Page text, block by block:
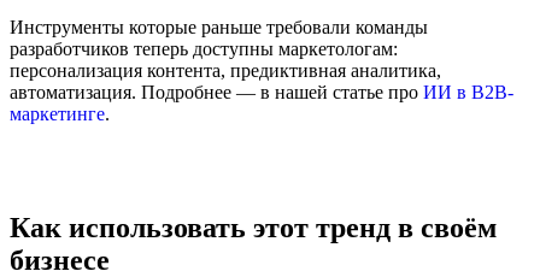
Инструменты которые раньше требовали команды
разработчиков теперь доступны маркетологам:
персонализация контента, предиктивная аналитика,
автоматизация. Подробнее — в нашей статье про ИИ в B2B-
маркетинге.
Как использовать этот тренд в своём
бизнесе